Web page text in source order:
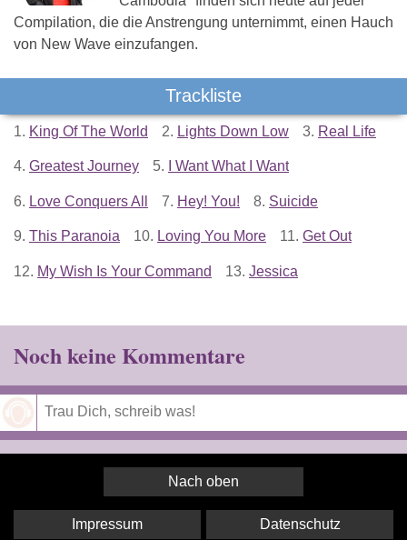
Compilation, die die Anstrengung unternimmt, einen Hauch
von New Wave einzufangen.
Trackliste
1. King Of The World 2. Lights Down Low 3. Real Life
4. Greatest Journey 5. I Want What I Want
6. Love Conquers All 7. Hey! You! 8. Suicide
9. This Paranoia 10. Loving You More 11. Get Out
12. My Wish Is Your Command 13. Jessica
Noch keine Kommentare
Nach oben
Impressum Datenschutz